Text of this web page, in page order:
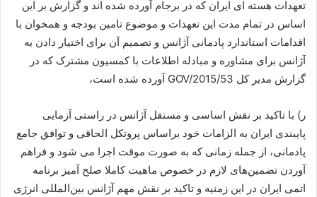
تعهدات هسته ای ایران که در برجام آورده شده اند و گزارش بر این
اساس در تمام مدت این تعهدات و موضوع تامین بودجه و همخوان با
اقدامات استاندارد پادمانی آژانس و تصمیم آن برای اختیار دادن به
آژانس برای مشاوره و مبادله اطلاعات با کمسیون مشترک که در
گزارش مدیر کل GOV/2015/53 آورده شده است،
ر) با تاکید بر نقش اساسی و مستقل آژانس در راستی آزمایی
پایبندی ایران به الزامات خود براساس پروتکل الحاقی و توافق جامع
پادمانی، از جمله زمانی که به صورت موقت اجرا می شود و فراهم
آوردن تضمین‌های لازم در خصوص ماهیت کاملا صلح آمیز برنامه
اتمی ایران در این زمنیه و تاکید بر نقش مهم آژانس بین‌المللی انرژی